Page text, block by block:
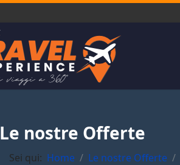
Le nostre Offerte
Sei qui: Home Le nostre Offerte